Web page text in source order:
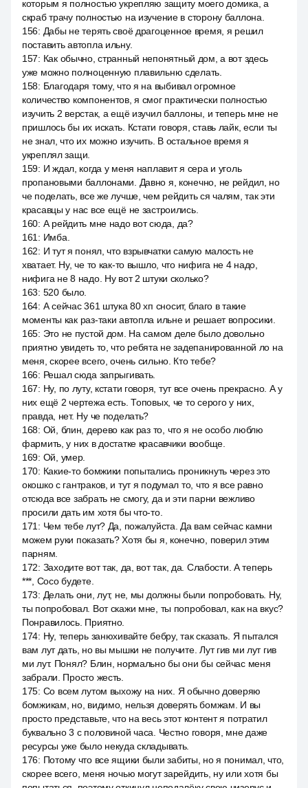
которым я полностью укрепляю защиту моего домика, а
скраб трачу полностью на изучение в сторону баллона.
156: Дабы не терять своё драгоценное время, я решил
поставить автопла ильну.
157: Как обычно, странный непонятный дом, а вот здесь
уже можно полноценную плавильню сделать.
158: Благодаря тому, что я на выбивал огромное
количество компонентов, я смог практически полностью
изучить 2 верстак, а ещё изучил баллоны, и теперь мне не
пришлось бы их искать. Кстати говоря, ставь лайк, если ты
не знал, что их можно изучить. В остальное время я
укреплял защи.
159: И ждал, когда у меня наплавит я сера и уголь
пропановыми баллонами. Давно я, конечно, не рейдил, но
че поделать, все же лучше, чем рейдить ся чалям, так эти
красавцы у нас все ещё не застроились.
160: А рейдить мне надо вот сюда, да?
161 : Имба.
162: И тут я понял, что взрывчатки самую малость не
хватает. Ну, че то как-то вышло, что нифига не 4 надо,
нифига не 8 надо. Ну вот 2 штуки сколько?
163: 520 было.
164: А сейчас 361 штука 80 хп сносит, благо в такие
моменты как раз-таки автопла ильне и решает вопросики.
165: Это не пустой дом. На самом деле было довольно
приятно увидеть то, что ребята не задепанированной ло на
меня, скорее всего, очень сильно. Кто тебе?
166: Решал сюда запрыгивать.
167: Ну, по луту, кстати говоря, тут все очень прекрасно. А у
них ещё 2 чертежа есть. Топовых, че то серого у них,
правда, нет. Ну че поделать?
168: Ой, блин, дерево как раз то, что я не особо люблю
фармить, у них в достатке красавчики вообще.
169: Ой, умер.
170: Какие-то бомжики попытались проникнуть через это
окошко с гантраков, и тут я подумал то, что я все равно
отсюда все забрать не смогу, да и эти парни вежливо
просили дать им хотя бы что-то.
171 : Чем тебе лут? Да, пожалуйста. Да вам сейчас камни
можем руки показать? Хотя бы я, конечно, поверил этим
парням.
172: Заходите вот так, да, вот так, да. Слабости. А теперь
***, Сосо будете.
173: Делать они, лут, не, мы должны были попробовать. Ну,
ты попробовал. Вот скажи мне, ты попробовал, как на вкус?
Понравилось. Приятно.
174: Ну, теперь занюхивайте бебру, так сказать. Я пытался
вам лут дать, но вы мышки не получите. Лут гив ми лут гив
ми лут. Понял? Блин, нормально бы они бы сейчас меня
забрали. Просто жесть.
175: Со всем лутом выхожу на них. Я обычно доверяю
бомжикам, но, видимо, нельзя доверять бомжам. И вы
просто представьте, что на весь этот контент я потратил
буквально 3 с половиной часа. Честно говоря, мне даже
ресурсы уже было некуда складывать.
176: Потому что все ящики были забиты, но я понимал, что,
скорее всего, меня ночью могут зарейдить, ну или хотя бы